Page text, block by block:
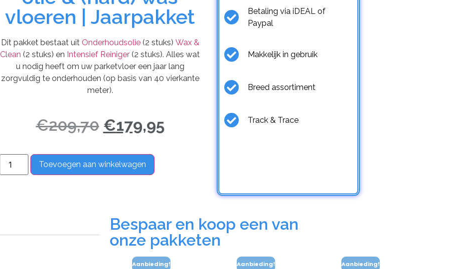
vloeren | Jaarpakket
Dit pakket bestaat uit Onderhoudsolie(2 stuks) Wax &
Clean (2 stuks) en Intensief Reiniger (2 stuks). Alles wat
u nodig heeft om uw parketvloer een jaar lang
zorgvuldig te onderhouden (op basis van 40 vierkante
meter).
€209,70 €179,95
Toevoegen aan winkelwagen
Betaling via iDEAL of
Paypal
Makkelijk in gebruik
Breed assortiment
Track & Trace
Bespaar en koop een van
onze pakketen
Aanbieding! Aanbieding! Aanbieding!